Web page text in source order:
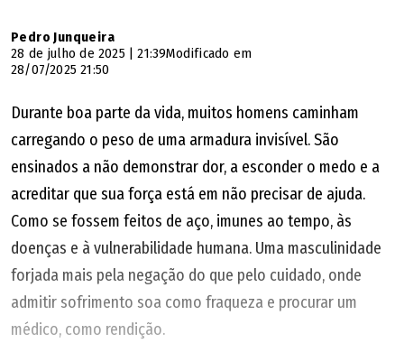
Pedro Junqueira
28 de julho de 2025 | 21:39Modificado em
28/07/2025 21:50
Durante boa parte da vida, muitos homens caminham
carregando o peso de uma armadura invisível. São
ensinados a não demonstrar dor, a esconder o medo e a
acreditar que sua força está em não precisar de ajuda.
Como se fossem feitos de aço, imunes ao tempo, às
doenças e à vulnerabilidade humana. Uma masculinidade
forjada mais pela negação do que pelo cuidado, onde
admitir sofrimento soa como fraqueza e procurar um
médico, como rendição.